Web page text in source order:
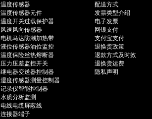
温度传感器
温度传感器元件
温度开关过载保护器
风速风向传感器
电机马达防潮加热带
液位传感器油位监控
温度保险丝热熔断器
压力压差监控开关
继电器变送器控制器
湿度传感器测量控制器
记录仪智能控制器
水质分析监测
电线电缆屏蔽线
连接器端子
配送方式
发票类型介绍
电子发票
网银支付
支付宝支付
退换货政策
退款方式及时效
退换货运费
隐私声明